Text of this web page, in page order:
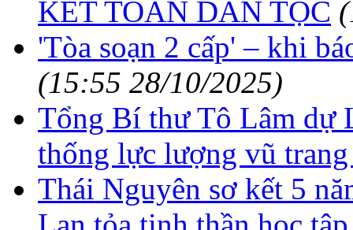
KẾT TOÀN DÂN TỘC
'Tòa soạn 2 cấp' – khi
(15:55 28/10/2025)
Tổng Bí thư Tô Lâm dự
thống lực lượng vũ
Thái Nguyên sơ kết 5